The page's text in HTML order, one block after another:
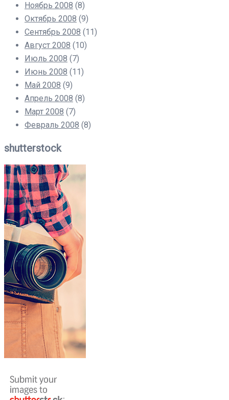
Ноябрь 2008 (8)
Октябрь 2008 (9)
Сентябрь 2008 (11)
Август 2008 (10)
Июль 2008 (7)
Июнь 2008 (11)
Май 2008 (9)
Апрель 2008 (8)
Март 2008 (7)
Февраль 2008 (8)
shutterstock